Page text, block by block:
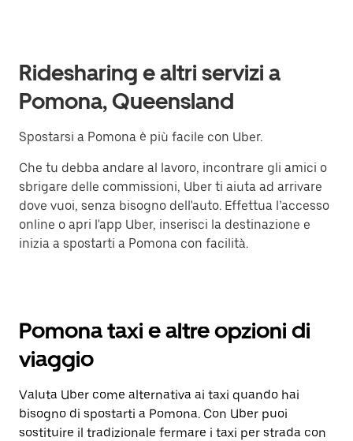
Ridesharing e altri servizi a
Pomona, Queensland
Spostarsi a Pomona è più facile con Uber.
Che tu debba andare al lavoro, incontrare gli amici o
sbrigare delle commissioni, Uber ti aiuta ad arrivare
dove vuoi, senza bisogno dell'auto. Effettua l’accesso
online o apri l'app Uber, inserisci la destinazione e
inizia a spostarti a Pomona con facilità.
Pomona taxi e altre opzioni di
viaggio
Valuta Uber come alternativa ai taxi quando hai
bisogno di spostarti a Pomona. Con Uber puoi
sostituire il tradizionale fermare i taxi per strada con